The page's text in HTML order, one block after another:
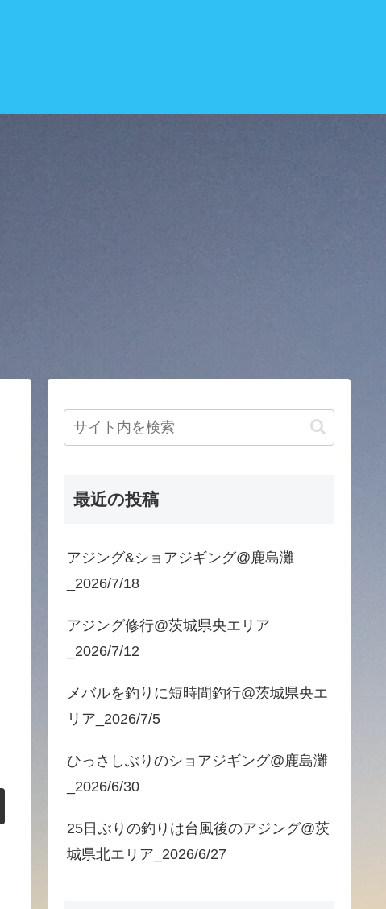
最近の投稿
アジング&ショアジギング@鹿島灘
_2026/7/18
アジング修行@茨城県央エリア
_2026/7/12
メバルを釣りに短時間釣行@茨城県央エ
リア_2026/7/5
ひっさしぶりのショアジギング@鹿島灘
_2026/6/30
25日ぶりの釣りは台風後のアジング@茨
城県北エリア_2026/6/27